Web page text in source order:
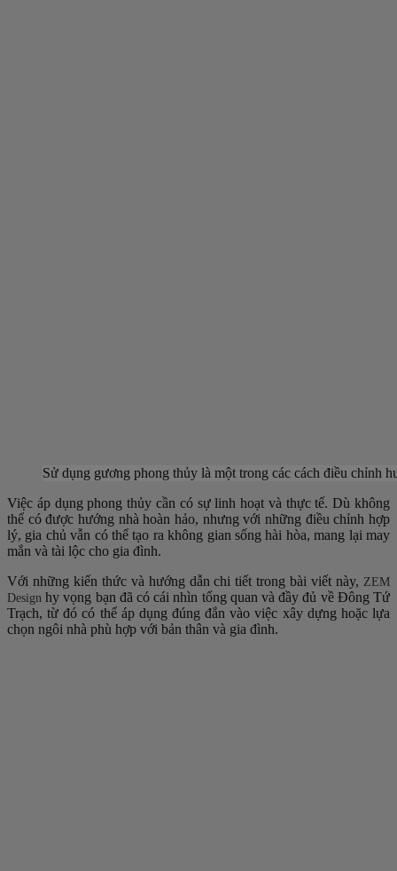
Sử dụng gương phong thủy là một trong các cách điều chỉnh
Việc áp dụng phong thủy cần có sự linh hoạt và thực tế. Dù không
thể có được hướng nhà hoàn hảo, nhưng với những điều chỉnh hợp
lý, gia chủ vẫn có thể tạo ra không gian sống hài hòa, mang lại may
mắn và tài lộc cho gia đình.
Với những kiến thức và hướng dẫn chi tiết trong bài viết này, ZEM
Design hy vọng bạn đã có cái nhìn tổng quan và đầy đủ về Đông Tứ
Trạch, từ đó có thể áp dụng đúng đắn vào việc xây dựng hoặc lựa
chọn ngôi nhà phù hợp với bản thân và gia đình.